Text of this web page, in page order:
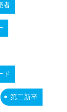
者
ド
第二新卒